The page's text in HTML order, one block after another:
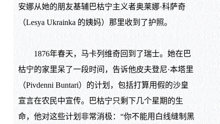
安娜从她的朋友基辅巴枯宁主义者奥莱娜·科萨奇
（Lesya Ukrainka 的姨妈）那里收到了护照。
1876年春天，马卡列维奇回到了瑞士。她在巴
枯宁的家里呆了一段时间，告诉他皮夫登尼·本塔里
（Pivdenni Buntari）的计划，包括打算用假的沙皇
宣言在农民中宣传。巴枯宁只剩下几个星期的生
命，他对这些计划非常消极：“你不能用白线缝制黑